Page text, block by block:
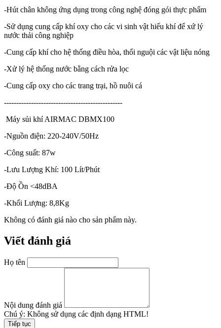
-Hút chân không ứng dụng trong công nghệ đóng gói thực phẩm
-Sử dụng cung cấp khí oxy cho các vi sinh vật hiếu khí để xứ lý
nước thải công nghiệp
-Cung cấp khí cho hệ thống điều hòa, thổi nguội các vật liệu nóng
-Xử lý hệ thống nước bằng cách rửa lọc
-Cung cấp oxy cho các trang trại, hồ nuôi cá
------------------------------------------------
Máy sủi khí AIRMAC DBMX100
-Nguồn điện: 220-240V/50Hz
-Công suất: 87w
-Lưu Lượng Khí: 100 Lít/Phút
-Độ Ồn <48dBA
-Khối Lượng: 8,8Kg
Không có đánh giá nào cho sản phẩm này.
Viết đánh giá
Họ tên
Nội dung đánh giá
Chú ý: Không sử dụng các định dạng HTML!
Tiếp tục